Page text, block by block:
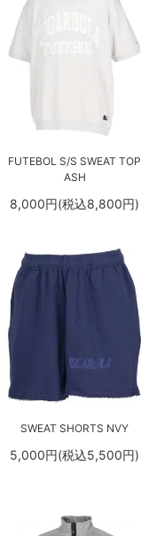
FUTEBOL S/S SWEAT TOP
ASH
8,000円(税込8,800円)
SWEAT SHORTS NVY
5,000円(税込5,500円)